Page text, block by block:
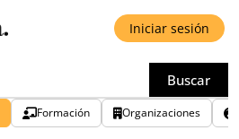
Iniciar sesión
Buscar
Formación Organizaciones